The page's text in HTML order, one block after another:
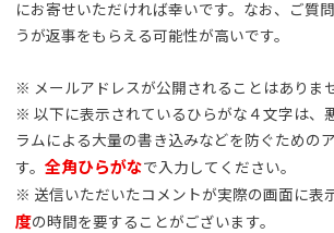
にお寄せいただければ幸いです。なお、ご質
うが返事をもらえる可能性が高いです。
※ メールアドレスが公開されることはありま
※ 以下に表示されているひらがな４文字は、
ラムによる大量の書き込みなどを防ぐための
す。全角ひらがなで入力してください。
※ 送信いただいたコメントが実際の画面に表
度の時間を要することがございます。